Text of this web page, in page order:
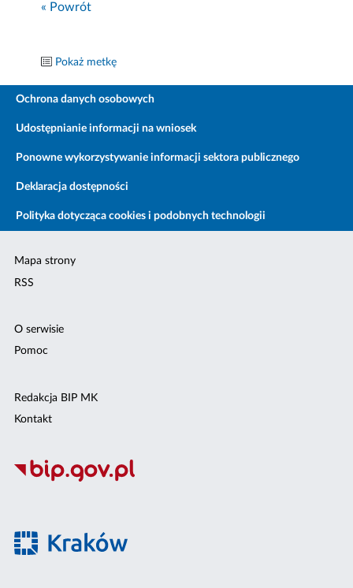
« Powrót
Pokaż metkę
Ochrona danych osobowych
Udostępnianie informacji na wniosek
Ponowne wykorzystywanie informacji sektora publicznego
Deklaracja dostępności
Polityka dotycząca cookies i podobnych technologii
Mapa strony
RSS
O serwisie
Pomoc
Redakcja BIP MK
Kontakt